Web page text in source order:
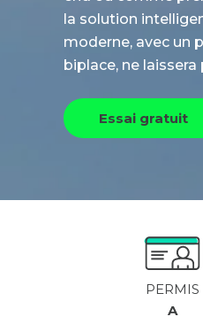
la solution
moderne, avec un
biplace, ne
Essai gratuit
PERMIS
A